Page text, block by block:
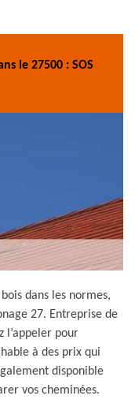
le 27500 : SOS
dans les normes,
27. Entreprise de
l’appeler pour
à des prix qui
disponible
vos cheminées.